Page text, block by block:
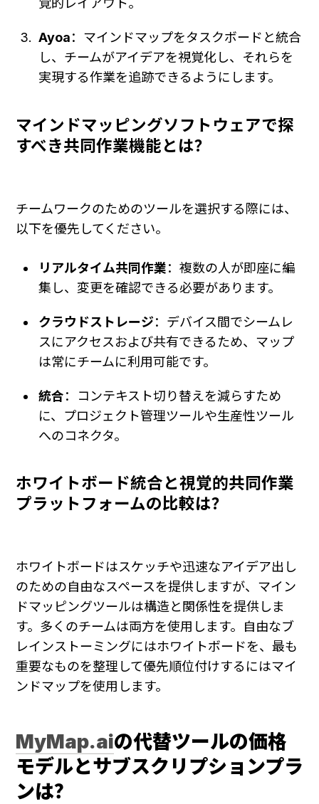
覚的レイアウト。
Ayoa：マインドマップをタスクボードと統合
し、チームがアイデアを視覚化し、それらを
実現する作業を追跡できるようにします。
マインドマッピングソフトウェアで探
すべき共同作業機能とは？
チームワークのためのツールを選択する際には、
以下を優先してください。
リアルタイム共同作業：複数の人が即座に編
集し、変更を確認できる必要があります。
クラウドストレージ：デバイス間でシームレ
スにアクセスおよび共有できるため、マップ
は常にチームに利用可能です。
統合：コンテキスト切り替えを減らすため
に、プロジェクト管理ツールや生産性ツール
へのコネクタ。
ホワイトボード統合と視覚的共同作業
プラットフォームの比較は？
ホワイトボードはスケッチや迅速なアイデア出し
のための自由なスペースを提供しますが、マイン
ドマッピングツールは構造と関係性を提供しま
す。多くのチームは両方を使用します。自由なブ
レインストーミングにはホワイトボードを、最も
重要なものを整理して優先順位付けするにはマイ
ンドマップを使用します。
MyMap.aiの代替ツールの価格
モデルとサブスクリプションプラ
ンは？